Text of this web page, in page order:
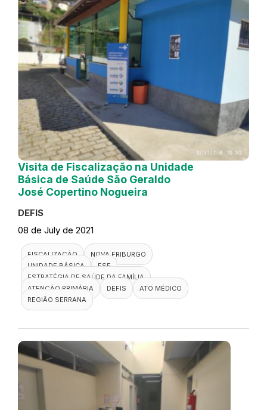
Visita de Fiscalização na Unidade
Básica de Saúde São Geraldo
José Copertino Nogueira
DEFIS
08 de July de 2021
FISCALIZAÇÃO
NOVA FRIBURGO
UNIDADE BÁSICA
ESF
ESTRATÉGIA DE SAÚDE DA FAMÍLIA
ATENÇÃO PRIMÁRIA
DEFIS
ATO MÉDICO
REGIÃO SERRANA